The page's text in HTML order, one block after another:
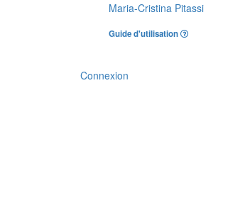
Maria-Cristina Pitassi
Guide d'utilisation
Connexion